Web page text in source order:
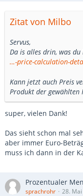
Zitat von Milbo
Servus,
Da is alles drin, was du
…-price-calculation-
Kann jetzt auch Preis
Produkt der gewählten
super, vielen Dank!
Das sieht schon mal
aber immer Euro-
muss ich dann in der
Prozentualer
sprachrohr 28.